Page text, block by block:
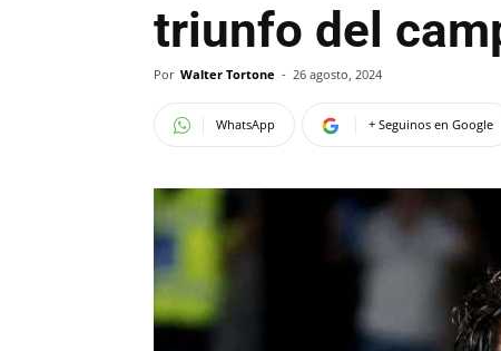
triunfo del
Por Walter Tortone - 26 agosto, 2024
WhatsApp + Seguinos en Google